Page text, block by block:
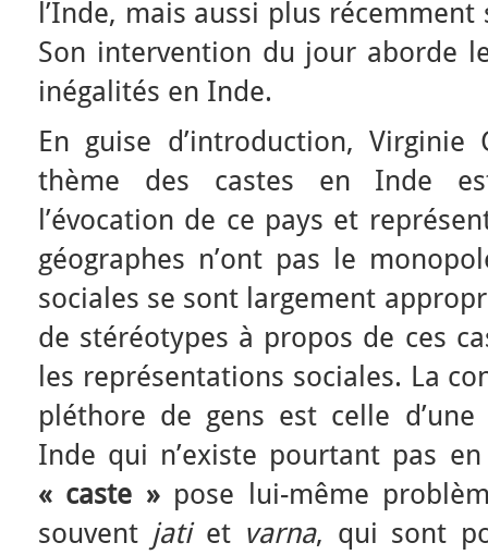
l’Inde, mais aussi plus
Son intervention du jour aborde
inégalités en Inde.
En guise d’introduction,
thème des castes en Inde
l’évocation de ce pays et
géographes n’ont pas le
sociales se sont largement
de stéréotypes à propos de ces
les représentations sociales. La
pléthore de gens est celle
Inde qui n’existe pourtant pas
« caste »pose lui-même
souvent jati et varna, qui sont